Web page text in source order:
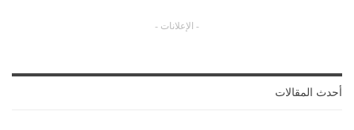
- الإعلانات -
أحدث المقالات